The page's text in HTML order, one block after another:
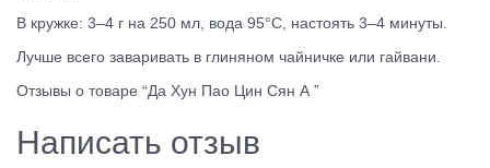
В кружке: 3–4 г на 250 мл, вода 95°C, настоять 3–4 минуты.
Лучше всего заваривать в глиняном чайничке или гайвани.
Отзывы о товаре “Да Хун Пао Цин Сян А ”
Написать отзыв